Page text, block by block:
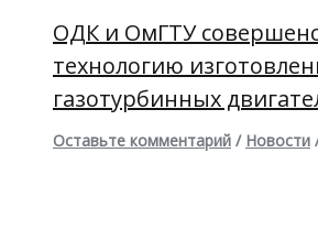
ОДК и ОмГТУ
технологию
газотурбинных
Оставьте комментарий / Новости